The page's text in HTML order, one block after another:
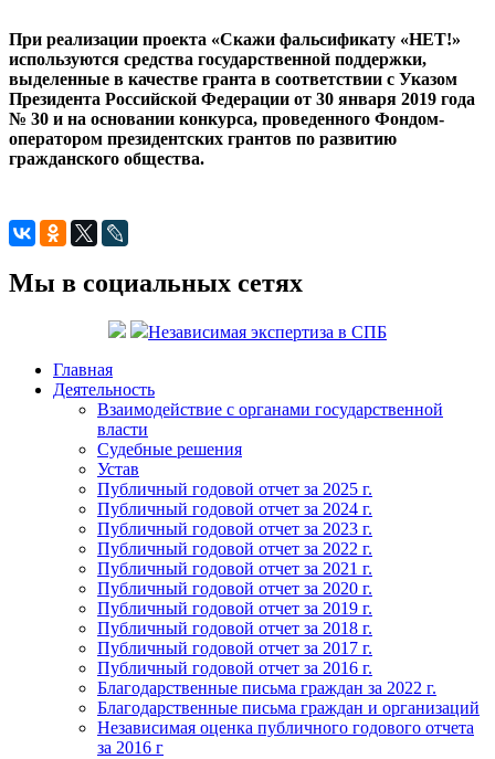
При реализации проекта «Скажи фальсификату «НЕТ!»
используются средства государственной поддержки,
выделенные в качестве гранта в соответствии с Указом
Президента Российской Федерации от 30 января 2019 года
№ 30 и на основании конкурса, проведенного Фондом-
оператором президентских грантов по развитию
гражданского общества.
Мы в социальных сетях
Независимая экспертиза в СПБ
Главная
Деятельность
Взаимодействие с органами государственной
власти
Судебные решения
Устав
Публичный годовой отчет за 2025 г.
Публичный годовой отчет за 2024 г.
Публичный годовой отчет за 2023 г.
Публичный годовой отчет за 2022 г.
Публичный годовой отчет за 2021 г.
Публичный годовой отчет за 2020 г.
Публичный годовой отчет за 2019 г.
Публичный годовой отчет за 2018 г.
Публичный годовой отчет за 2017 г.
Публичный годовой отчет за 2016 г.
Благодарственные письма граждан за 2022 г.
Благодарственные письма граждан и организаций
Независимая оценка публичного годового отчета
за 2016 г